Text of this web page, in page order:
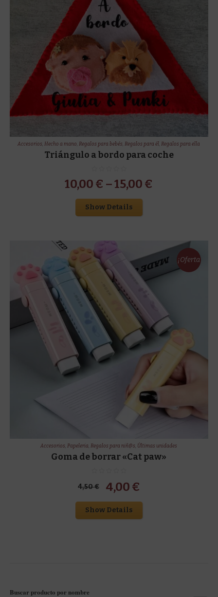
Accesorios,Hecho a mano,Regalos para bebés,Regalos para él,Regalos para ella
Triángulo a bordo para coche
10,00 € –15,00 €
Show Details
¡Oferta
Accesorios,Papeleria,Regalos para niñ@s, Últimas unidades
Goma de borrar «Cat paw»
4,50€
El
precio
original
4,00 €
precio
actual
Show Details
Buscar producto por nombre